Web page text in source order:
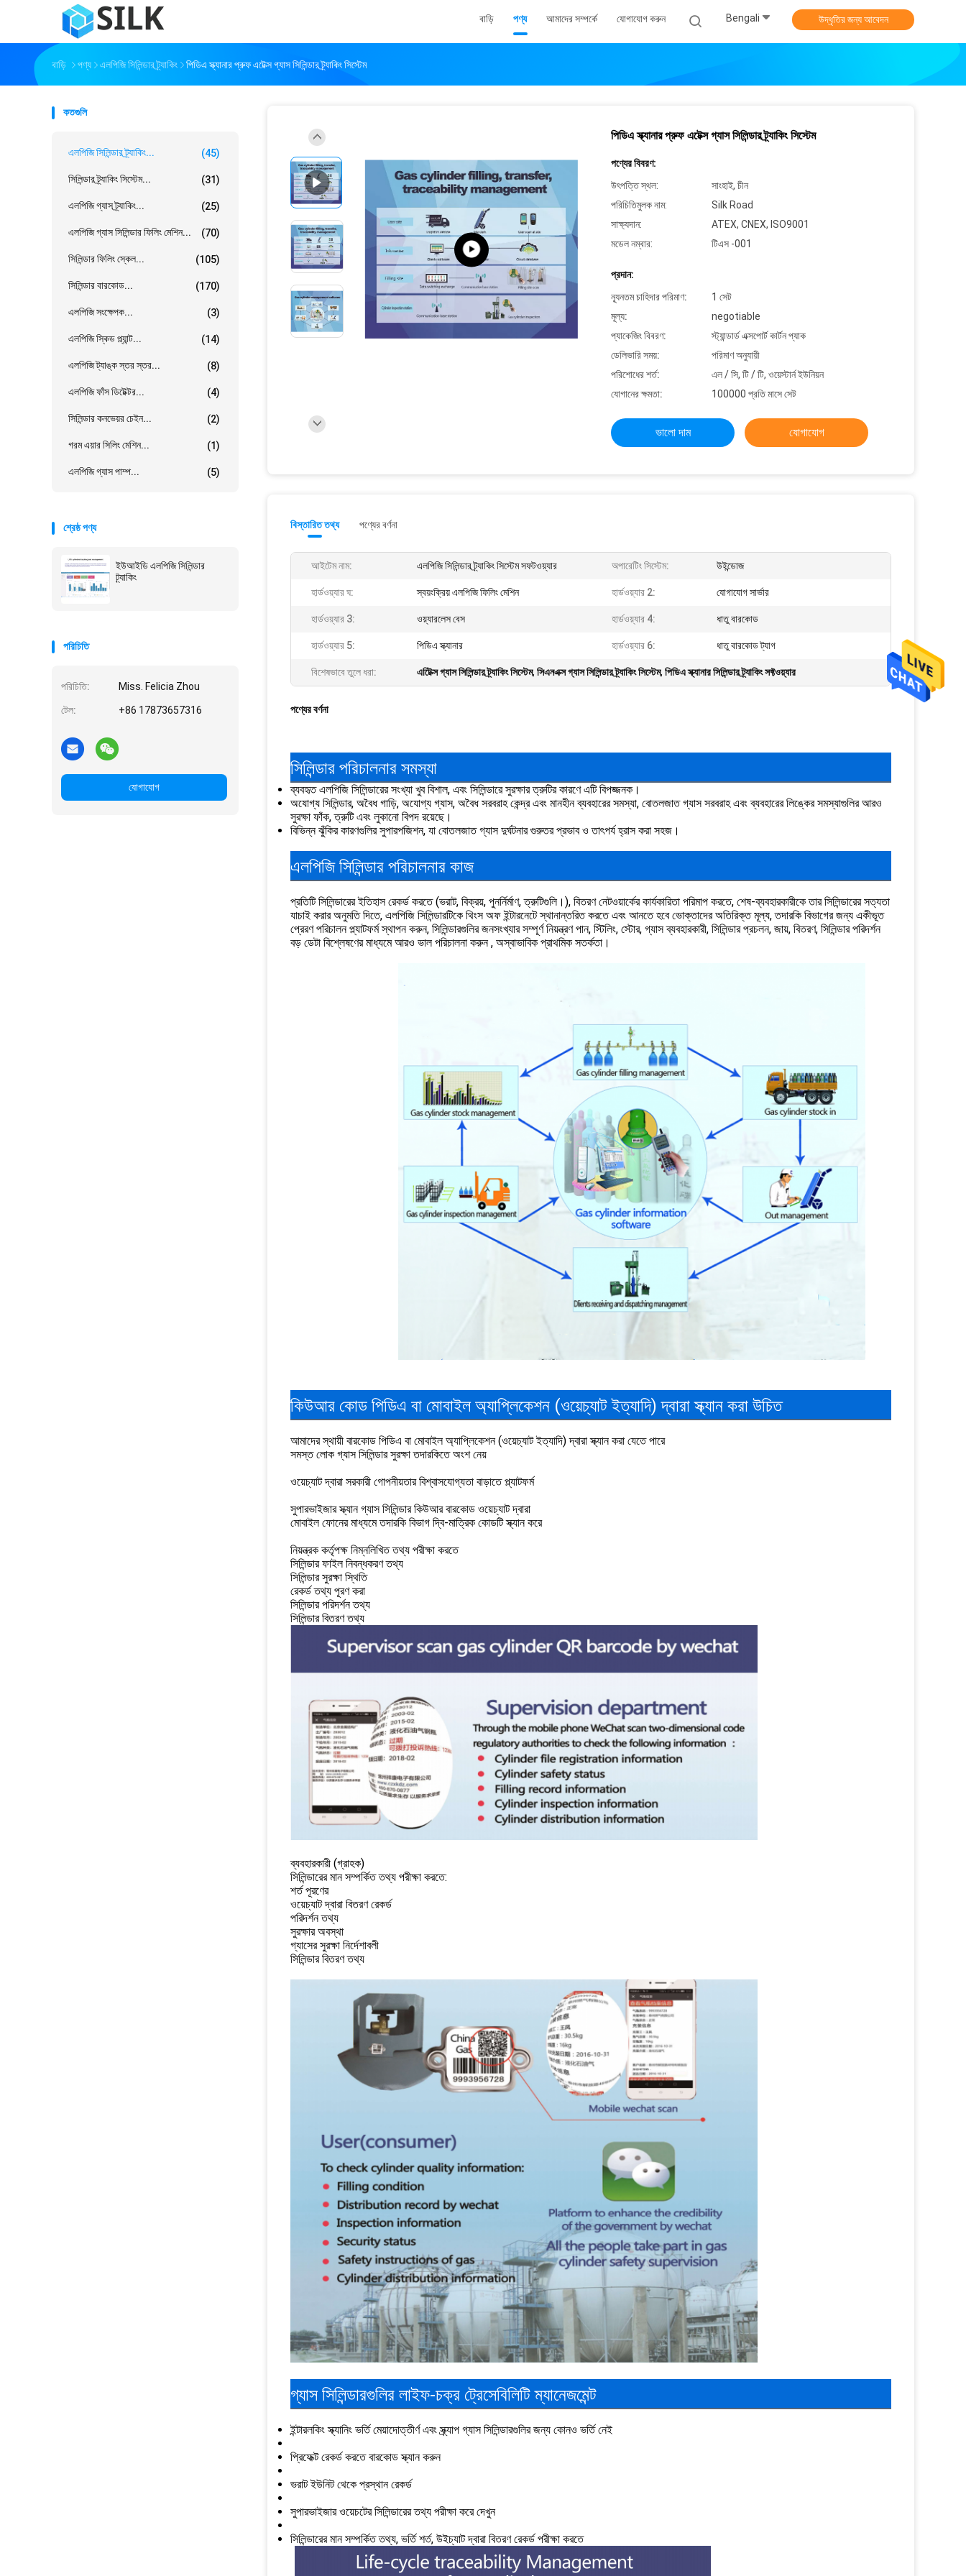
বাড়ি পণ্য আমাদের সম্পর্কে যোগাযোগ করুন Bengali উদ্ধৃতির জন্য আবেদন
বাড়ি পণ্য এলপিজি সিলিন্ডার ট্র্যাকিং পিডিএ স্ক্যানার প্রুফ এটেক্স গ্যাস সিলিন্ডার ট্র্যাকিং সিস্টেম
কতগুলি
এলপিজি সিলিন্ডার ট্র্যাকিং... (45)
সিলিন্ডার ট্র্যাকিং সিস্টেম... (31)
এলপিজি গ্যাস ট্র্যাকিং... (25)
এলপিজি গ্যাস সিলিন্ডার ফিলিং মেশিন... (70)
সিলিন্ডার ফিলিং স্কেল... (105)
সিলিন্ডার বারকোড... (170)
এলপিজি সংক্ষেপক... (3)
এলপিজি স্কিড প্ল্যান্ট... (14)
এলপিজি ট্যাঙ্ক স্তর স্তর... (8)
এলপিজি ফাঁস ডিটেক্টর... (4)
সিলিন্ডার কনভেয়র চেইন... (2)
গরম এয়ার সিলিং মেশিন... (1)
এলপিজি গ্যাস পাম্প... (5)
শ্রেষ্ঠ পণ্য
ইউআইডি এলপিজি সিলিন্ডার
ট্র্যাকিং
পরিচিতি
পরিচিতি: Miss. Felicia Zhou
টেল: +86 17873657316
যোগাযোগ
পিডিএ স্ক্যানার প্রুফ এটেক্স গ্যাস সিলিন্ডার ট্র্যাকিং সিস্টেম
পণ্যের বিবরণ:
উৎপত্তি স্থল:
সাংহাই, চীন
পরিচিতিমুলক নাম:
Silk Road
সাক্ষ্যদান:
ATEX, CNEX, ISO9001
মডেল নম্বার:
টিএস -001
প্রদান:
ন্যূনতম চাহিদার পরিমাণ:
1 সেট
মূল্য:
negotiable
প্যাকেজিং বিবরণ:
স্ট্যান্ডার্ড এক্সপোর্ট কার্টন প্যাক
ডেলিভারি সময়:
পরিমাণ অনুযায়ী
পরিশোধের শর্ত:
এল / সি, টি / টি, ওয়েস্টার্ন ইউনিয়ন
যোগানের ক্ষমতা:
100000 প্রতি মাসে সেট
ভালো দাম যোগাযোগ
বিস্তারিত তথ্য পণ্যের বর্ণনা
আইটেম নাম: এলপিজি সিলিন্ডার ট্র্যাকিং সিস্টেম সফটওয়্যার অপারেটিং সিস্টেম: উইন্ডোজ
হার্ডওয়্যার ঘ: স্বয়ংক্রিয় এলপিজি ফিলিং মেশিন হার্ডওয়্যার 2: যোগাযোগ সার্ভার
হার্ডওয়্যার 3: ওয়্যারলেস বেস হার্ডওয়্যার 4: ধাতু বারকোড
হার্ডওয়্যার 5: পিডিএ স্ক্যানার হার্ডওয়্যার 6: ধাতু বারকোড ট্যাগ
বিশেষভাবে তুলে ধরা: এটিেক্স গ্যাস সিলিন্ডার ট্র্যাকিং সিস্টেম, সিএনএক্স গ্যাস সিলিন্ডার ট্র্যাকিং সিস্টেম, পিডিএ স্ক্যানার সিলিন্ডার ট্র্যাকিং সফ্টওয়্যার
পণ্যের বর্ণনা
সিলিন্ডার পরিচালনার সমস্যা
ব্যবহৃত এলপিজি সিলিন্ডারের সংখ্যা খুব বিশাল, এবং সিলিন্ডারে সুরক্ষার ত্রুটির কারণে এটি বিপজ্জনক।
অযোগ্য সিলিন্ডার, অবৈধ গাড়ি, অযোগ্য গ্যাস, অবৈধ সরবরাহ কেন্দ্র এবং মানহীন ব্যবহারের সমস্যা, বোতলজাত গ্যাস সরবরাহ এবং ব্যবহারের লিঙ্কের সমস্যাগুলির আরও
সুরক্ষা ফাঁক, ত্রুটি এবং লুকানো বিপদ রয়েছে।
বিভিন্ন ঝুঁকির কারণগুলির সুপারপজিশন, যা বোতলজাত গ্যাস দুর্ঘটনার গুরুতর প্রভাব ও তাৎপর্য হ্রাস করা সহজ।
এলপিজি সিলিন্ডার পরিচালনার কাজ
প্রতিটি সিলিন্ডারের ইতিহাস রেকর্ড করতে (ভরাট, বিক্রয়, পুনর্নির্মাণ, ত্রুটিগুলি।), বিতরণ নেটওয়ার্কের কার্যকারিতা পরিমাপ করতে, শেষ-ব্যবহারকারীকে তার সিলিন্ডারের সত্যতা
যাচাই করার অনুমতি দিতে, এলপিজি সিলিন্ডারটিকে থিংস অফ ইন্টারনেটে স্থানান্তরিত করতে এবং আনতে হবে ভোক্তাদের অতিরিক্ত মূল্য, তদারকি বিভাগের জন্য একীভূত
প্রেরণ পরিচালন প্ল্যাটফর্ম স্থাপন করুন, সিলিন্ডারগুলির জনসংখ্যার সম্পূর্ণ নিয়ন্ত্রণ পান, স্টিলিং, স্টোর, গ্যাস ব্যবহারকারী, সিলিন্ডার প্রচলন, জায়, বিতরণ, সিলিন্ডার পরিদর্শন
বড় ডেটা বিশ্লেষণের মাধ্যমে আরও ভাল পরিচালনা করুন , অস্বাভাবিক প্রাথমিক সতর্কতা।
কিউআর কোড পিডিএ বা মোবাইল অ্যাপ্লিকেশন (ওয়েচ্যাট ইত্যাদি) দ্বারা স্ক্যান করা উচিত
আমাদের স্থায়ী বারকোড পিডিএ বা মোবাইল অ্যাপ্লিকেশন (ওয়েচ্যাট ইত্যাদি) দ্বারা স্ক্যান করা যেতে পারে
সমস্ত লোক গ্যাস সিলিন্ডার সুরক্ষা তদারকিতে অংশ নেয়
ওয়েচ্যাট দ্বারা সরকারী গোপনীয়তার বিশ্বাসযোগ্যতা বাড়াতে প্ল্যাটফর্ম
সুপারভাইজার স্ক্যান গ্যাস সিলিন্ডার কিউআর বারকোড ওয়েচ্যাট দ্বারা
মোবাইল ফোনের মাধ্যমে তদারকি বিভাগ দ্বি-মাত্রিক কোডটি স্ক্যান করে
নিয়ন্ত্রক কর্তৃপক্ষ নিম্নলিখিত তথ্য পরীক্ষা করতে
সিলিন্ডার ফাইল নিবন্ধকরণ তথ্য
সিলিন্ডার সুরক্ষা স্থিতি
রেকর্ড তথ্য পূরণ করা
সিলিন্ডার পরিদর্শন তথ্য
সিলিন্ডার বিতরণ তথ্য
ব্যবহারকারী (গ্রাহক)
সিলিন্ডারের মান সম্পর্কিত তথ্য পরীক্ষা করতে:
শর্ত পূরণের
ওয়েচ্যাট দ্বারা বিতরণ রেকর্ড
পরিদর্শন তথ্য
সুরক্ষার অবস্থা
গ্যাসের সুরক্ষা নির্দেশাবলী
সিলিন্ডার বিতরণ তথ্য
গ্যাস সিলিন্ডারগুলির লাইফ-চক্র ট্রেসেবিলিটি ম্যানেজমেন্ট
ইন্টারলকিং স্ক্যানিং ভর্তি মেয়াদোত্তীর্ণ এবং স্ক্র্যাপ গ্যাস সিলিন্ডারগুলির জন্য কোনও ভর্তি নেই
প্রিফেক্ট রেকর্ড করতে বারকোড স্ক্যান করুন
ভরাট ইউনিট থেকে প্রস্থান রেকর্ড
সুপারভাইজার ওয়েচটের সিলিন্ডারের তথ্য পরীক্ষা করে দেখুন
সিলিন্ডারের মান সম্পর্কিত তথ্য, ভর্তি শর্ত, উইচ্যাট দ্বারা বিতরণ রেকর্ড পরীক্ষা করতে